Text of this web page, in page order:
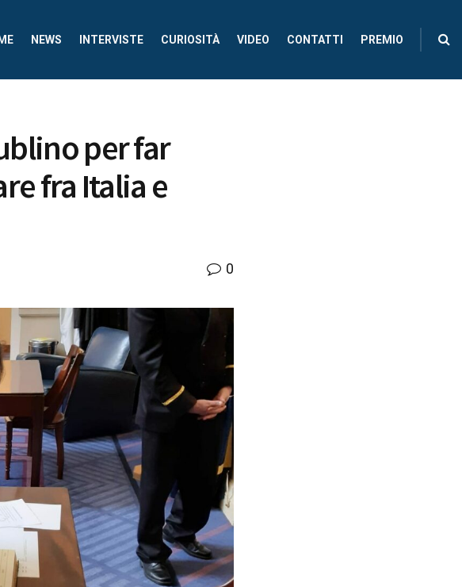
NEWS INTERVISTE CURIOSITÀ VIDEO CONTATTI PREMIO
per far
fra Italia e
0